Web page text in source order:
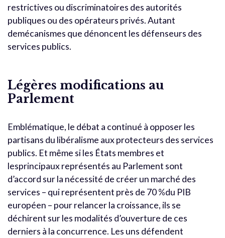
restrictives ou discriminatoires des autorités
publiques ou des opérateurs privés. Autant
demécanismes que dénoncent les défenseurs des
services publics.
Légères modifications au
Parlement
Emblématique, le débat a continué à opposer les
partisans du libéralisme aux protecteurs des services
publics. Et même si les États membres et
lesprincipaux représentés au Parlement sont
d’accord sur la nécessité de créer un marché des
services – qui représentent près de 70 %du PIB
européen – pour relancer la croissance, ils se
déchirent sur les modalités d’ouverture de ces
derniers à la concurrence. Les uns défendent